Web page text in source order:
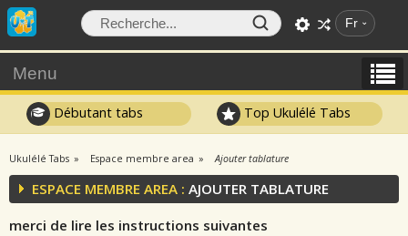
Fr
Menu
Débutant tabs Top Ukulélé Tabs
Ukulélé Tabs Espace membre area Ajouter tablature
ESPACE MEMBRE AREA : AJOUTER TABLATURE
merci de lire les instructions suivantes